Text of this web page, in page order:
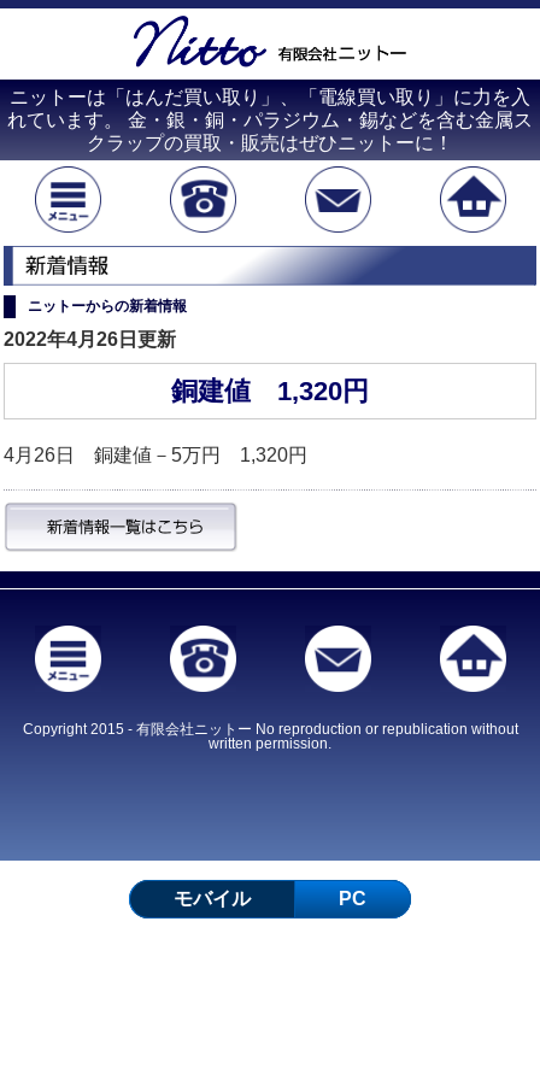
ニットーは「はんだ買い取り」、「電線買い取り」に力を入
れています。 金・銀・銅・パラジウム・錫などを含む金属ス
クラップの買取・販売はぜひニットーに！
ニットーからの新着情報
2022年4月26日更新
銅建値 1,320円
4月26日 銅建値－5万円 1,320円
Copyright 2015 - 有限会社ニットー No reproduction or republication without
written permission.
モバイル PC